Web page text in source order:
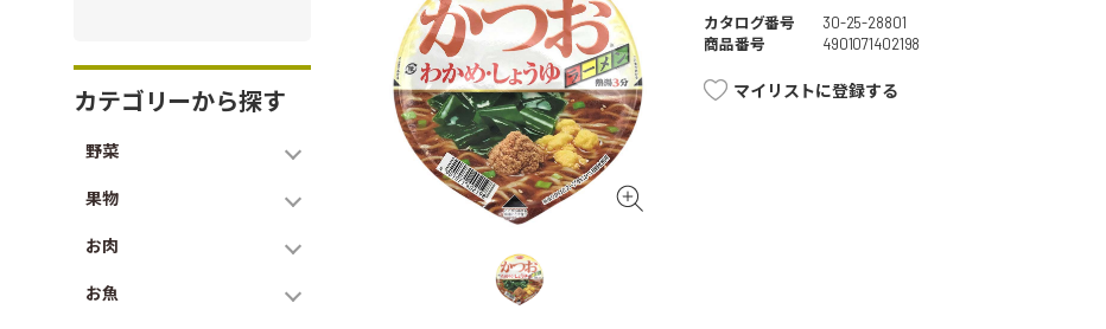
カテゴリーから探す
野菜
果物
お肉
お魚
カタログ番号
30-25-28801
商品番号
4901071402198
マイリストに登録する